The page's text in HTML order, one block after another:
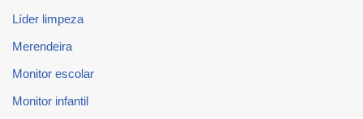
Líder limpeza
Merendeira
Monitor escolar
Monitor infantil